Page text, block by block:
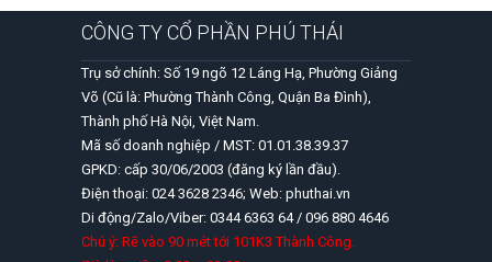
CÔNG TY CỔ PHẦN PHÚ THÁI
Trụ sở chính: Số 19 ngõ 12 Láng Hạ, Phường Giảng
Võ (Cũ là: Phường Thành Công, Quận Ba Đình),
Thành phố Hà Nội, Việt Nam.
Mã số doanh nghiệp / MST: 01.01.38.39.37
GPKD: cấp 30/06/2003 (đăng ký lần đầu).
Điện thoại: 024 3628 2346; Web: phuthai.vn
Di động/Zalo/Viber: 0344 6363 64 / 096 880 4646
Chú ý: Rẽ vào 90 mét tới 101K3 Thành Công.